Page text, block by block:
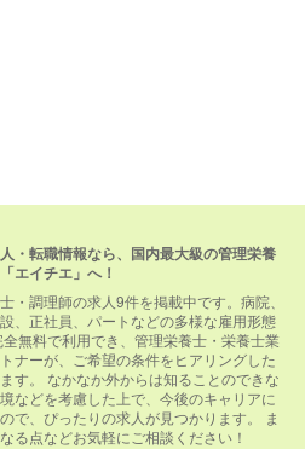
・転職情報なら、国内最大級の管理栄養
エイチエ」へ！
・調理師の求人9件を掲載中です。病院、
、正社員、パートなどの多様な雇用形態
無料で利用でき、管理栄養士・栄養士業
ナーが、ご希望の条件をヒアリングした
す。 なかなか外からは知ることのできな
などを考慮した上で、今後のキャリアに
で、ぴったりの求人が見つかります。 ま
る点などお気軽にご相談ください！